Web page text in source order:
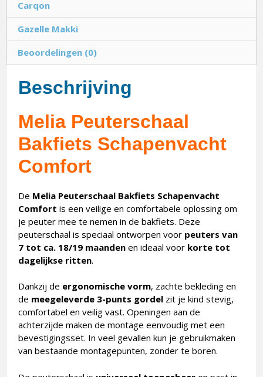
Carqon
Gazelle Makki
Beoordelingen (0)
Beschrijving
Melia Peuterschaal
Bakfiets Schapenvacht
Comfort
De Melia Peuterschaal Bakfiets Schapenvacht
Comfort is een veilige en comfortabele oplossing om
je peuter mee te nemen in de bakfiets. Deze
peuterschaal is speciaal ontworpen voor peuters van
7 tot ca. 18/19 maanden en ideaal voor korte tot
dagelijkse ritten.
Dankzij de ergonomische vorm, zachte bekleding en
de meegeleverde 3-punts gordel zit je kind stevig,
comfortabel en veilig vast. Openingen aan de
achterzijde maken de montage eenvoudig met een
bevestigingsset. In veel gevallen kun je gebruikmaken
van bestaande montagepunten, zonder te boren.